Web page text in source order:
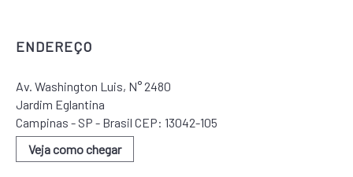
ENDEREÇO
Av. Washington Luis, N° 2480
Jardim Eglantina
Campinas - SP - Brasil CEP: 13042-105
Veja como chegar